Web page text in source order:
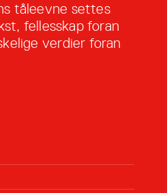
tåleevne settes
fellesskap foran
verdier foran